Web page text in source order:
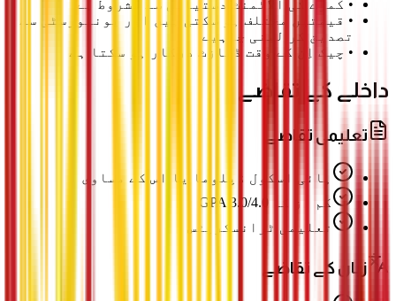
• کمرے کی الاٹمنٹ دستیابی سے مشروط ہے
• قیمتیں مختلف ہو سکتی ہیں اور یونیورسٹی سے
تصدیق کر لینی چاہیے
• چیک اِن کے وقت ڈپازٹ درکار ہو سکتا ہے
داخلے کے تقاضے
تعلیمی تقاضے
ہائی اسکول ڈپلوما یا اس کے مساوی
کم از کم GPA 3.0/4.0
تعلیمی ٹرانسکرپٹس
زبان کے تقاضے